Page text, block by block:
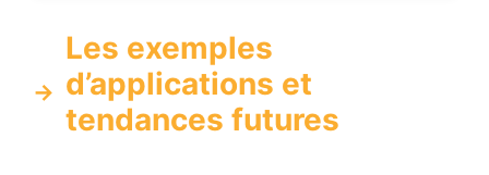
Les exemples
d’applications et
tendances futures